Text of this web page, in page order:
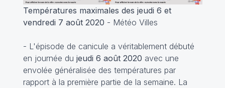
Températures maximales des jeudi 6 et
vendredi 7 août 2020 - Météo Villes
- L'épisode de canicule a véritablement débuté
en journée du jeudi 6 août 2020 avec une
envolée généralisée des températures par
rapport à la première partie de la semaine. La